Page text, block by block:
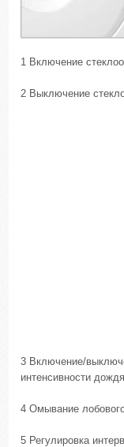
1 Включение
2 Выключение
3 Включение/
интенсивности дождя
4 Омывание
5 Регулировка